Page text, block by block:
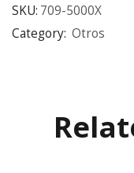
SKU: 709-5000X
Category: Otros